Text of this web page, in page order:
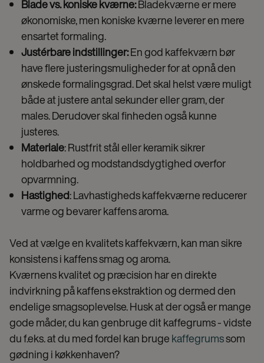
Blade vs. koniske kværne:Bladekværne er mere
økonomiske, men koniske kværne leverer en mere
ensartet formaling.
Justérbare indstillinger:En god kaffekværn bør
have flere justeringsmuligheder for at opnå den
ønskede formalingsgrad. Det skal helst være muligt
både at justere antal sekunder eller gram, der
males. Derudover skal finheden også kunne
justeres.
Materiale: Rustfrit stål eller keramik sikrer
holdbarhed og modstandsdygtighed overfor
opvarmning.
Hastighed: Lavhastigheds kaffekværne reducerer
varme og bevarer kaffens aroma.
Ved at vælge en kvalitets kaffekværn, kan man sikre
konsistens i kaffens smag og aroma.
Kværnens kvalitet og præcision har en direkte
indvirkning på kaffens ekstraktion og dermed den
endelige smagsoplevelse. Husk at der også er mange
gode måder, du kan genbruge dit kaffegrums - vidste
du f.eks. at du med fordel kan brugekaffegrumssom
gødning i køkkenhaven?